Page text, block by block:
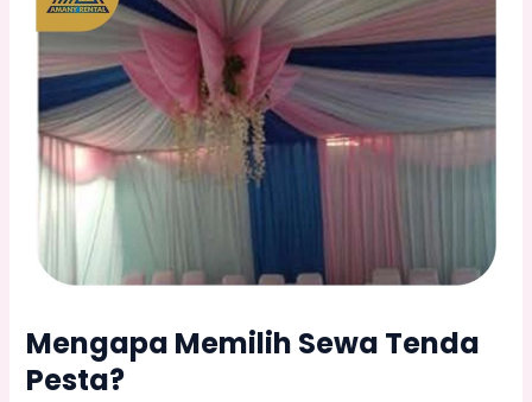
Mengapa Memilih Sewa Tenda
Pesta?